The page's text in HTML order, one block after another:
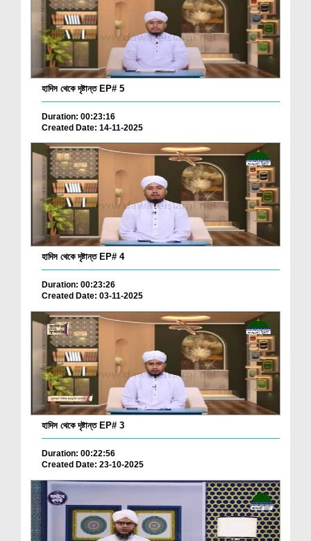
হাদিস থেকে দৃষ্টান্ত EP# 5
Duration: 00:23:16
Created Date: 14-11-2025
হাদিস থেকে দৃষ্টান্ত EP# 4
Duration: 00:23:26
Created Date: 03-11-2025
হাদিস থেকে দৃষ্টান্ত EP# 3
Duration: 00:22:56
Created Date: 23-10-2025